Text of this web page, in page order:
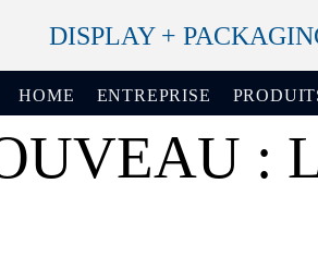
DISPLAY +
HOME ENTREPRISE
: